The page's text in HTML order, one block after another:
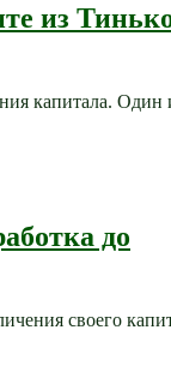
из
капитала. Один
до
своего